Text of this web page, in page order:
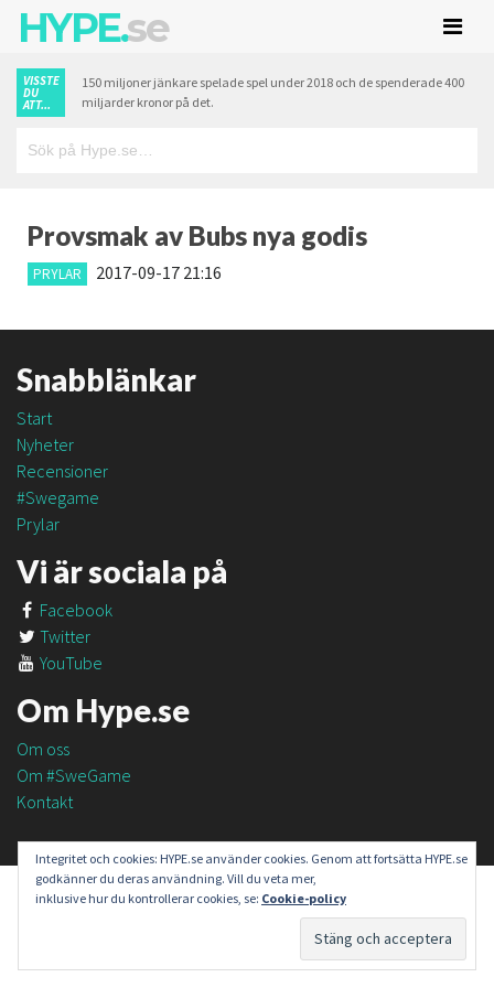
HYPE.se
VISSTE
DU
ATT...
150 miljoner jänkare spelade spel under 2018 och de spenderade 400
miljarder kronor på det.
Provsmak av Bubs nya godis
PRYLAR 2017-09-17 21:16
Snabblänkar
Start
Nyheter
Recensioner
#Swegame
Prylar
Vi är sociala på
Facebook
Twitter
YouTube
Om Hype.se
Om oss
Om #SweGame
Kontakt
Integritet och cookies: HYPE.se använder cookies. Genom att fortsätta HYPE.se
godkänner du deras användning. Vill du veta mer,
inklusive hur du kontrollerar cookies, se: Cookie-policy